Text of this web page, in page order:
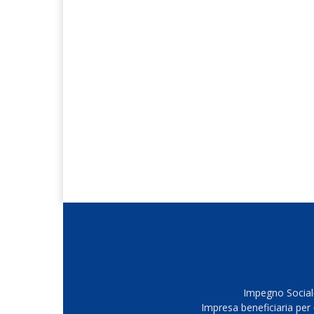
Impegno
Impresa beneficiaria